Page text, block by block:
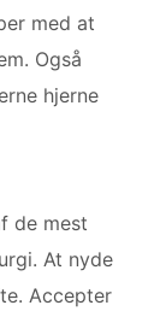
med at
Også
hjerne
​​de mest
At nyde
Accepter